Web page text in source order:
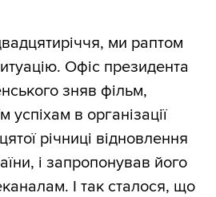
ми раптом
Офіс президента
зняв фільм,
успіхам в організації
річниці відновлення
і запропонував його
І так сталося, що